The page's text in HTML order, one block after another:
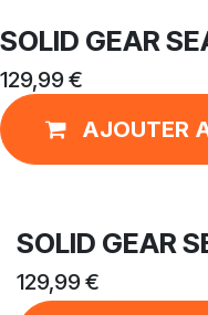
SOLID GEAR
129,99€
AJOUTER
SOLID GEAR
129,99€